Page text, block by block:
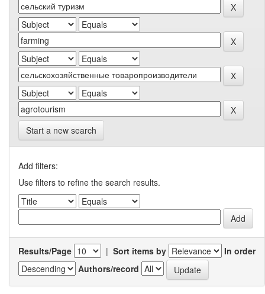
Start a new search
Add filters:
Use filters to refine the search results.
Results/Page | Sort items by
In order
Authors/record